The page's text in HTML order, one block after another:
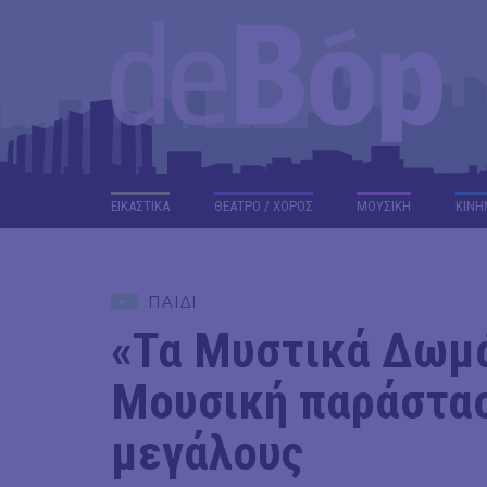
ΕΙΚΑΣΤΙΚΑ ΘΕΑΤΡΟ / ΧΟΡΟΣ ΜΟΥΣΙΚΗ
ΠΑΙΔΙ
«Τα Μυστικά
Μουσική
μεγάλους